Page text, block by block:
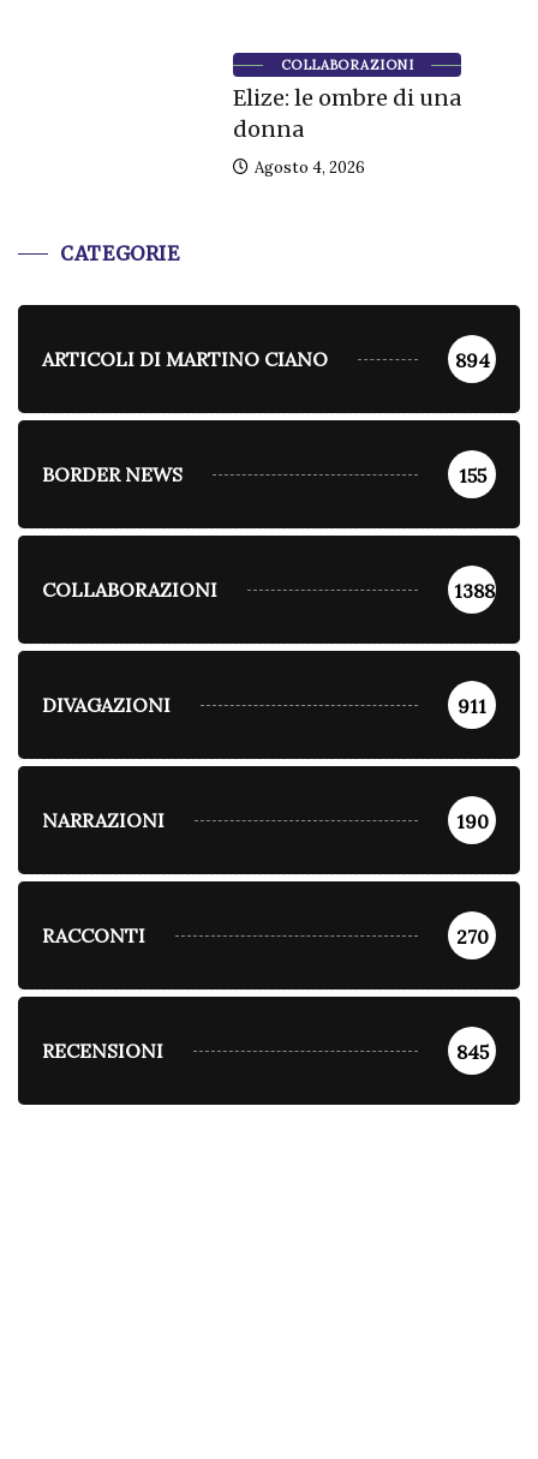
COLLABORAZIONI
Elize: le ombre di una
donna
Agosto 4, 2026
CATEGORIE
ARTICOLI DI MARTINO CIANO 894
BORDER NEWS 155
COLLABORAZIONI 1388
DIVAGAZIONI 911
NARRAZIONI 190
RACCONTI 270
RECENSIONI 845